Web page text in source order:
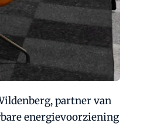
partner van
energievoorziening